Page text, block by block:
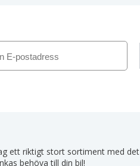
ett riktigt stort sortiment med det
behöva till din bil!